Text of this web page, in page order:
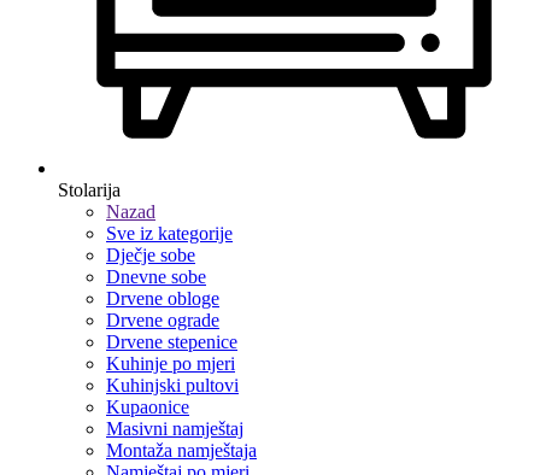
Stolarija
Nazad
Sve iz kategorije
Dječje sobe
Dnevne sobe
Drvene obloge
Drvene ograde
Drvene stepenice
Kuhinje po mjeri
Kuhinjski pultovi
Kupaonice
Masivni namještaj
Montaža namještaja